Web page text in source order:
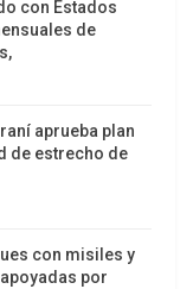
en el
el cese de
Unidos, o el
y otros
iraníes
un
con Estados
de
aprueba plan
de estrecho de
con misiles y
por